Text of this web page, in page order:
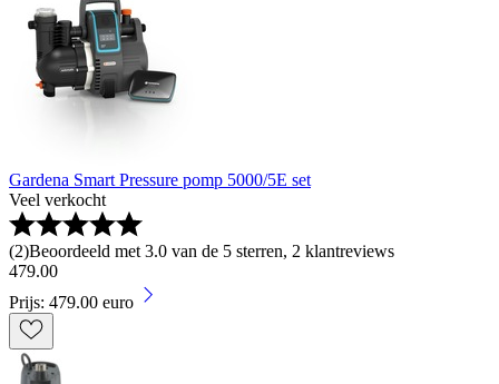
Gardena Smart Pressure pomp 5000/5E set
Veel verkocht
(2)Beoordeeld met 3.0 van de 5 sterren, 2 klantreviews
479.00
Prijs: 479.00 euro